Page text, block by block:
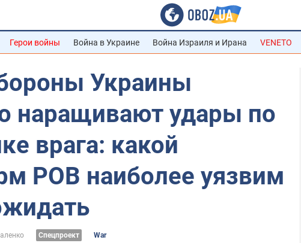
Герои войны Война в Украине Война Израиля и Ирана VENETO
Украины
наращивают удары по
врага: какой
РОВ наиболее уязвим
Спецпроект
War